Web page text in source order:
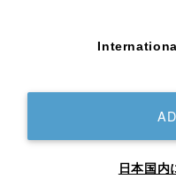
日本国内